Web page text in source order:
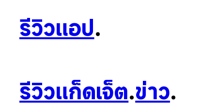
รีวิวแอป.
รีวิวแก็ดเจ็ต.ข่าว.